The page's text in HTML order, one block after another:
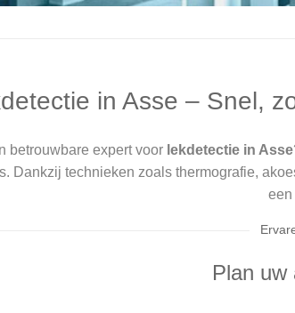
in Asse – Snel,
betrouwbare expert voor lekdetectie in Asse
Dankzij technieken zoals thermografie,
een
Plan uw